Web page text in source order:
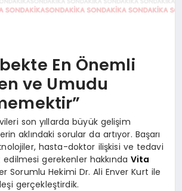
En Önemli
ve Umudu
son yıllarda büyük gelişim
aklındaki sorular da artıyor. Başarı
hasta-doktor ilişkisi ve tedavi
gerekenler hakkında Vita
Sorumlu Hekimi Dr. Ali Enver Kurt ile
gerçekleştirdik.